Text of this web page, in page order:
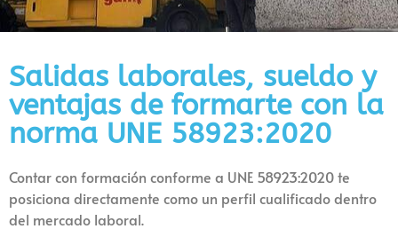
Salidas laborales, sueldo y
ventajas de formarte con la
norma UNE 58923:2020
Contar con formación conforme a UNE 58923:2020 te
posiciona directamente como un perfil cualificado dentro
del mercado laboral.